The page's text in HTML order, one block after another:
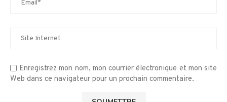
Enregistrez mon nom, mon courrier électronique et mon site
Web dans ce navigateur pour un prochain commentaire.